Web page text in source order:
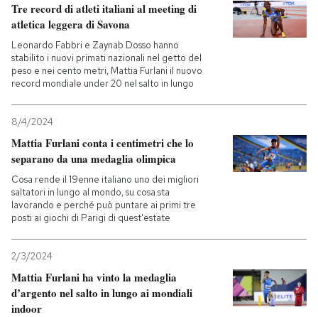
Tre record di atleti italiani al meeting di
atletica leggera di Savona
Leonardo Fabbri e Zaynab Dosso hanno
stabilito i nuovi primati nazionali nel getto del
peso e nei cento metri, Mattia Furlani il nuovo
record mondiale under 20 nel salto in lungo
8/4/2024
Mattia Furlani conta i centimetri che lo
separano da una medaglia olimpica
Cosa rende il 19enne italiano uno dei migliori
saltatori in lungo al mondo, su cosa sta
lavorando e perché può puntare ai primi tre
posti ai giochi di Parigi di quest'estate
2/3/2024
Mattia Furlani ha vinto la medaglia
d’argento nel salto in lungo ai mondiali
indoor